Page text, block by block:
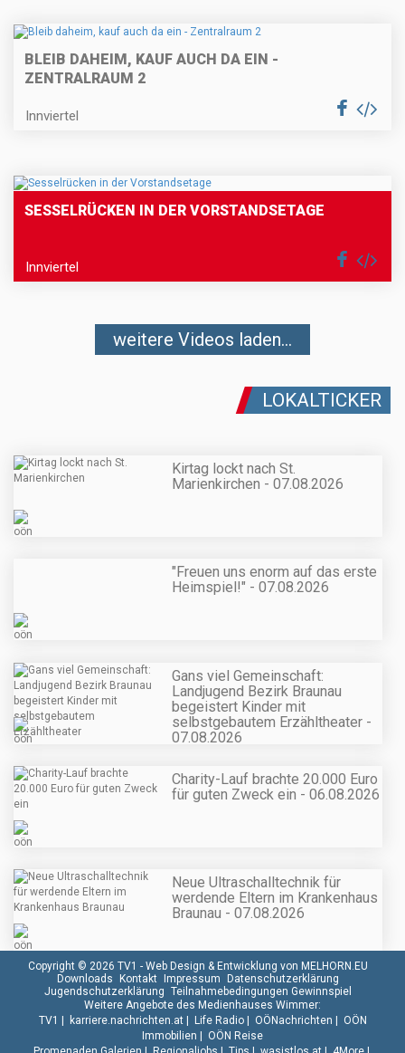
BLEIB DAHEIM, KAUF AUCH DA EIN -
ZENTRALRAUM 2
Innviertel
SESSELRÜCKEN IN DER VORSTANDSETAGE
Innviertel
weitere Videos laden...
LOKALTICKER
Kirtag lockt nach St.
Marienkirchen - 07.08.2026
"Freuen uns enorm auf das erste
Heimspiel!" - 07.08.2026
Gans viel Gemeinschaft:
Landjugend Bezirk Braunau
begeistert Kinder mit
selbstgebautem Erzähltheater -
07.08.2026
Charity-Lauf brachte 20.000 Euro
für guten Zweck ein - 06.08.2026
Neue Ultraschalltechnik für
werdende Eltern im Krankenhaus
Braunau - 07.08.2026
Copyright © 2026 TV1 - Web Design & Entwicklung von MELHORN.EU
Downloads
Kontakt Impressum
Datenschutzerklärung
Jugendschutzerklärung Teilnahmebedingungen Gewinnspiel
Weitere Angebote des Medienhauses Wimmer:
TV1
karriere.nachrichten.at| Life Radio| OÖNachrichten
OÖN
Immobilien
OÖN Reise